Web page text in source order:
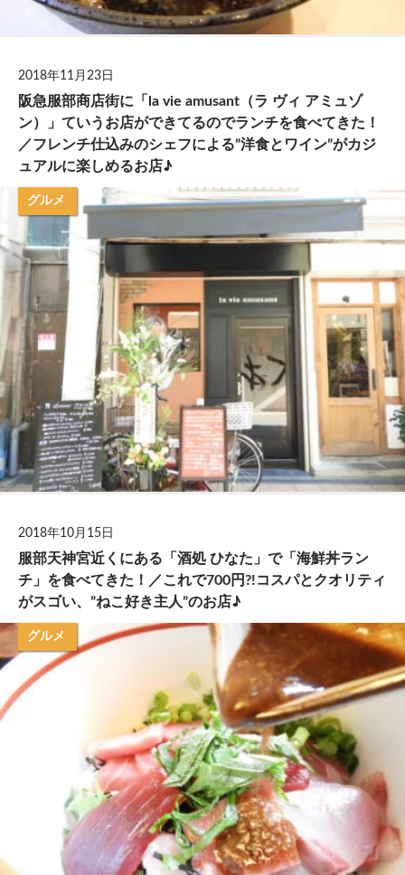
2018年11月23日
阪急服部商店街に「la vie amusant（ラ ヴィ アミュゾ
ン）」ていうお店ができてるのでランチを食べてきた！
／フレンチ仕込みのシェフによる”洋食とワイン”がカジ
ュアルに楽しめるお店♪
グルメ
2018年10月15日
服部天神宮近くにある「酒処 ひなた」で「海鮮丼ラン
チ」を食べてきた！／これで700円?!コスパとクオリティ
がスゴい、”ねこ好き主人”のお店♪
グルメ